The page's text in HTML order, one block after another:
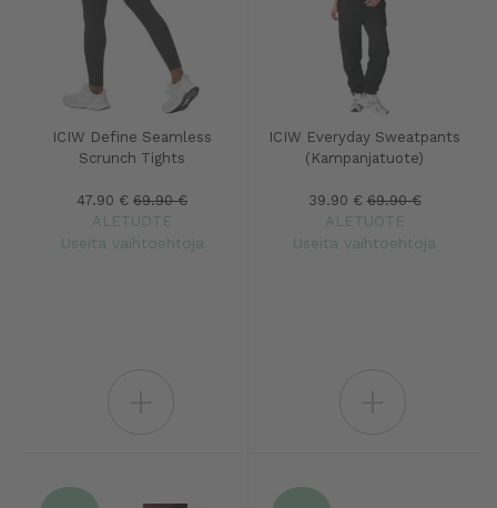
ICIW Define Seamless
Scrunch Tights
47.90 € 69.90 €
ALETUOTE
Useita vaihtoehtoja
ICIW Everyday Sweatpants
(Kampanjatuote)
39.90 € 69.90 €
ALETUOTE
Useita vaihtoehtoja